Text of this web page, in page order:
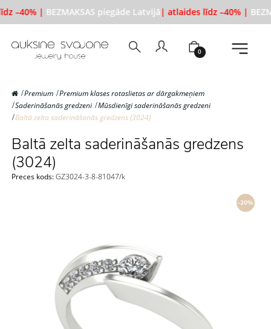
–40% | BEZMAKSAS piegāde Latvijā| atlaides līdz –40% |
0
Premium
Premium klases rotaslietas ar dārgakmeņiem
Saderināšanās gredzeni
Mūsdienīgi saderināšanās gredzeni
Baltā zelta saderināšanās gredzens (3024)
Baltā zelta saderināšanās gredzens
(3024)
Preces kods:GZ3024-3-8-81047/k
-20%